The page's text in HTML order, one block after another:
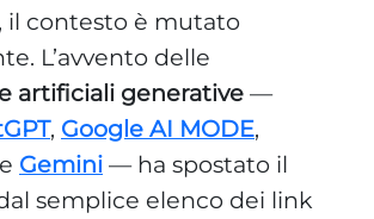
il contesto è mutato
L’avvento delle
artificiali generative —
, Google AI MODE,
Gemini — ha spostato il
semplice elenco dei link